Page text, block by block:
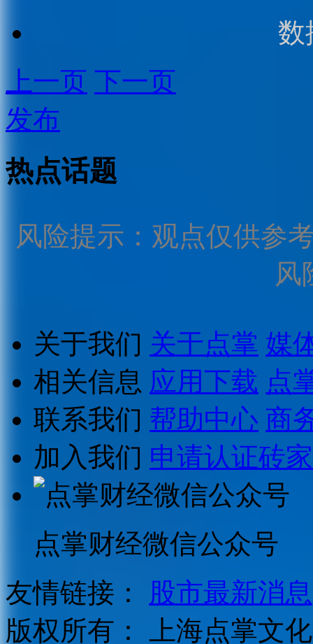
数
上一页 下一页
发布
热点话题
风险提示：观点仅供参
风
关于我们 关于点掌 媒
相关信息 应用下载 点
联系我们 帮助中心 商
加入我们 申请认证砖家
点掌财经微信公众号
友情链接：
股市最新消息
版权所有：
上海点掌文